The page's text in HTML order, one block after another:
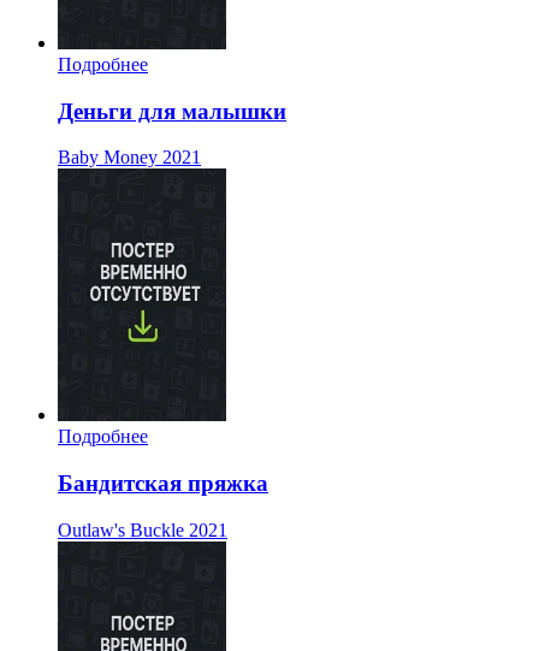
Подробнее
Деньги для малышки
Baby Money 2021
Подробнее
Бандитская пряжка
Outlaw's Buckle 2021